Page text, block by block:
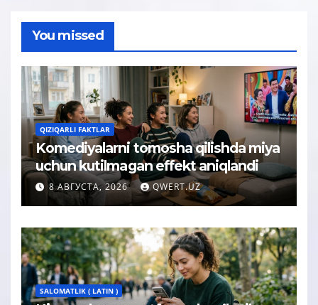
You missed
QIZIQARLI FAKTLAR
Komediyalarni tomosha qilishda miya
uchun kutilmagan effekt aniqlandi
8 АВГУСТА, 2026 QWERT.UZ
SALOMATLIK ( LATIN )